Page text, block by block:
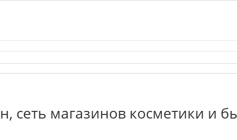
сеть магазинов косметики и